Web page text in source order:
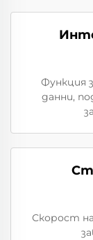
Функция
данни,
Скорост